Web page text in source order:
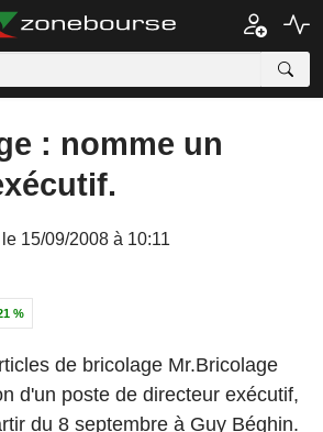
: nomme un
15/09/2008 à 10:11
%
de bricolage Mr.Bricolage
d'un poste de directeur exécutif,
du 8 septembre à Guy Béghin.